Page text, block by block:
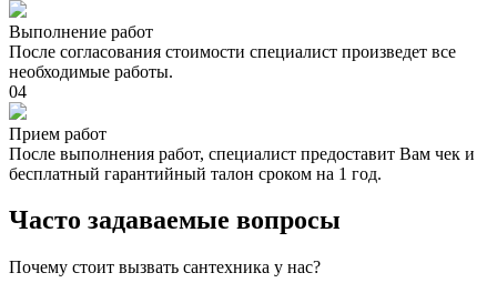
Выполнение работ
После согласования стоимости специалист произведет все
необходимые работы.
04
Прием работ
После выполнения работ, специалист предоставит Вам чек и
бесплатный гарантийный талон сроком на 1 год.
Часто задаваемые вопросы
Почему стоит вызвать сантехника у нас?